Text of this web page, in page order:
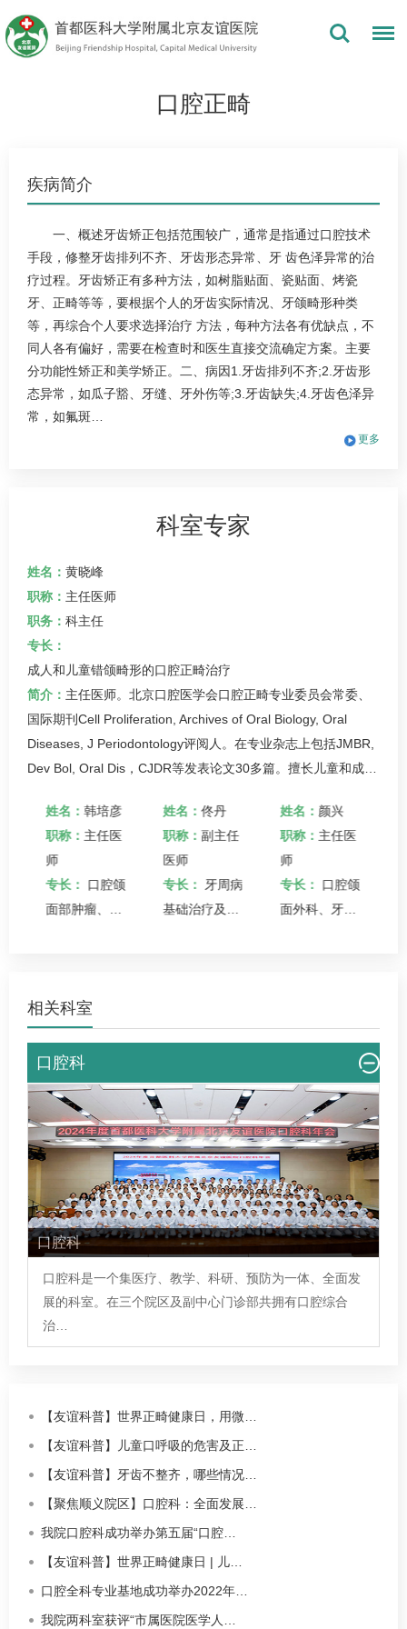
口腔正畸
疾病简介
一、概述牙齿矫正包括范围较广，通常是指通过口腔技术
手段，修整牙齿排列不齐、牙齿形态异常、牙 齿色泽异常的治
疗过程。牙齿矫正有多种方法，如树脂贴面、瓷贴面、烤瓷
牙、正畸等等，要根据个人的牙齿实际情况、牙颌畸形种类
等，再综合个人要求选择治疗 方法，每种方法各有优缺点，不
同人各有偏好，需要在检查时和医生直接交流确定方案。主要
分功能性矫正和美学矫正。二、病因1.牙齿排列不齐;2.牙齿形
态异常，如瓜子豁、牙缝、牙外伤等;3.牙齿缺失;4.牙齿色泽异
常，如氟斑…
更多
科室专家
姓名： 黄晓峰
职称： 主任医师
职务： 科主任
专长：
成人和儿童错颌畸形的口腔正畸治疗
简介： 主任医师。北京口腔医学会口腔正畸专业委员会常委、
国际期刊Cell Proliferation, Archives of Oral Biology, Oral
Diseases, J Periodontology评阅人。在专业杂志上包括JMBR,
Dev Bol, Oral Dis，CJDR等发表论文30多篇。擅长儿童和成…
姓名： 韩培彦
职称： 主任医
师
专长：
口腔颌
面部肿瘤、外
姓名：佟丹
职称：副主任
医师
专长：
牙周病
基础治疗及手
姓名： 颜兴
职称： 主任医
师
专长：
口腔颌
面外科、牙槽
相关科室
口腔科
口腔科
口腔科是一个集医疗、教学、科研、预防为一体、全面发
展的科室。在三个院区及副中心门诊部共拥有口腔综合
治…
【友谊科普】世界正畸健康日，用微…
【友谊科普】儿童口呼吸的危害及正…
【友谊科普】牙齿不整齐，哪些情况…
【聚焦顺义院区】口腔科：全面发展…
我院口腔科成功举办第五届“口腔…
【友谊科普】世界正畸健康日 | 儿…
口腔全科专业基地成功举办2022年…
我院两科室获评“市属医院医学人…